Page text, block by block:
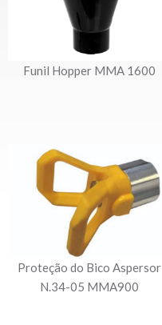
Funil Hopper MMA 1600
Proteção do Bico Aspersor
N.34-05 MMA900